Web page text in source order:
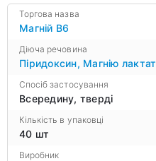
Торгова назва
Магній B6
Діюча речовина
Піридоксин, Магнію лактат
Спосіб застосування
Всередину, тверді
Кількість в упаковці
40 шт
Виробник